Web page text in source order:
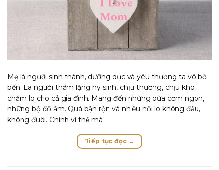
Mẹ là người sinh thành, dưỡng dục và yêu thương ta vô bờ
bến. Là người thầm lặng hy sinh, chịu thương, chịu khó
chăm lo cho cả gia đình. Mang đến những bữa cơm ngon,
những bộ đồ ấm. Quá bận rộn và nhiều nỗi lo không đầu,
không đuôi. Chính vì thế mà
Tiếp tục đọc →